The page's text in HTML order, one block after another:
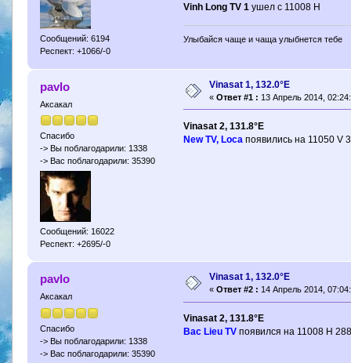
Сообщений: 6194
Респект: +1066/-0
Vinh Long TV 1 ушел с 11008 H
Улыбайся чаще и чаща улыбнется тебе
pavlo
Аксакал
Спасибо
-> Вы поблагодарили: 1338
-> Вас поблагодарили: 35390
Сообщений: 16022
Респект: +2695/-0
Vinasat 1, 132.0°E
« Ответ #1 : 13 Апрель 2014,
Vinasat 2, 131.8°E
New TV, Loca появились на 11050 V
pavlo
Аксакал
Спасибо
-> Вы поблагодарили: 1338
-> Вас поблагодарили: 35390
Vinasat 1, 132.0°E
« Ответ #2 : 14 Апрель 2014,
Vinasat 2, 131.8°E
Bac Lieu TV появился на 11008 H